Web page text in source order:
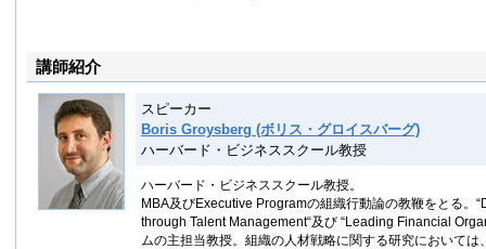
講師紹介
スピーカー
Boris Groysberg (ボリス・グロイスバーグ)
ハーバード・ビジネススクール教授
ハーバード・ビジネススクール教授。
MBA及びExecutive Programの組織行動論の教鞭をとる。
through Talent Management“及び “Leading Financial
ムの主担当教授。組織の人材戦略に関する研究においては